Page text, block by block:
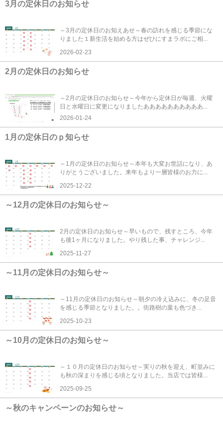
3月の定休日のお知らせ
～3月の定休日のお知えあせ～春の訪れを感じる季節にな
りました１新生活を始める方はぜひにすまラボにご相...
2026-02-23
2月の定休日のお知らせ
～2月の定休日のお知らせ～今年から定休日が毎週、火曜
日と水曜日に変更になりましたああああああああああ...
2026-01-24
1月の定休日のｐ知らせ
～1月の定休日のお知らせ～本年も大変お世話になり、あ
りがとうございました。来年もより一層皆様のお力に...
2025-12-22
～12月の定休日のお知らせ～
2月の定休日のお知らせ～早いもので、残すところ、今年
も後1ヶ月になりました。やり残した事、チャレンジ...
2025-11-27
～11月の定休日のお知らせ～
～11月の定休日のお知らせ～朝夕の冷え込みに、冬の足音
を感じる季節となりました。。街路樹の葉も色づき...
2025-10-23
～10月の定休日のお知らせ～
～１０月の定休日のお知らせ～実りの秋を迎え、町並みに
も秋の深まりを感じる頃となりました。当店では皆様...
2025-09-25
～秋のキャンペーンのお知らせ～